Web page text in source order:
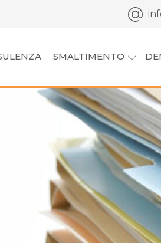
SMALTIMENTO